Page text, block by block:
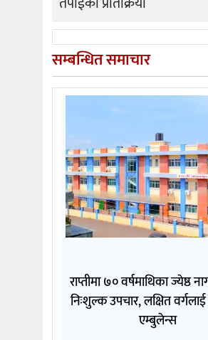
सम्बन्धित समाचार
राप्तीमा ७० वर्षमाथिका ज्येष्ठ
निःशुल्क उपचार, लक्षित
एम्बुलेन्स